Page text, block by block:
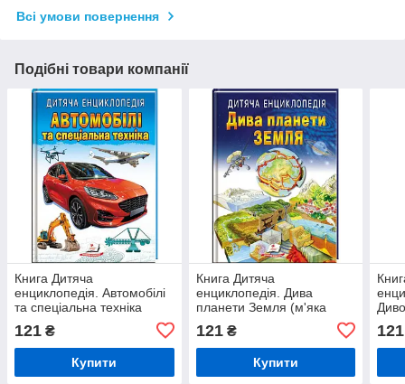
Всі умови повернення
Подібні товари компанії
Книга Дитяча
енциклопедія. Автомобілі
та спеціальна техніка
121 ₴
Купити
Книга Дитяча
енциклопедія. Дива
планети Земля (м'яка
121₴
Купити
121